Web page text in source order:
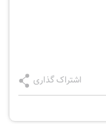
اشتراک گذاری